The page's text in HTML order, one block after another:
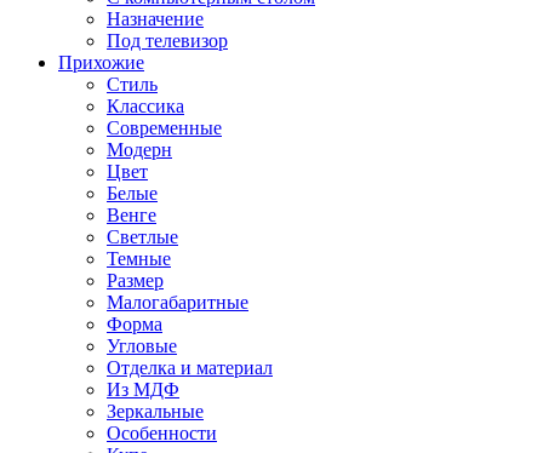
Назначение
Под телевизор
Прихожие
Стиль
Классика
Современные
Модерн
Цвет
Белые
Венге
Светлые
Темные
Размер
Малогабаритные
Форма
Угловые
Отделка и материал
Из МДФ
Зеркальные
Особенности